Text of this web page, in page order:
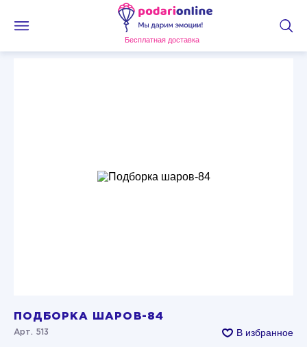
Бесплатная доставка
ПОДБОРКА ШАРОВ-84
Арт. 513 В избранное